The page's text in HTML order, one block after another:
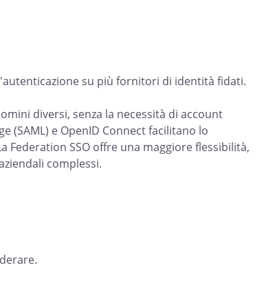
su più fornitori di identità fidati.
diversi, senza la necessità di account
(SAML) e OpenID Connect facilitano lo
SSO offre una maggiore flessibilità,
complessi.